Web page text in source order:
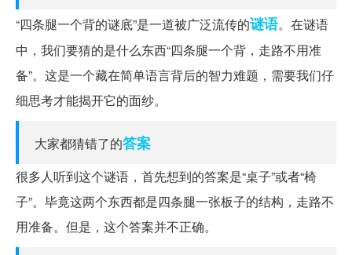
“四条腿一个背的谜底”是一道被广泛流传的谜语。在谜语
中，我们要猜的是什么东西“四条腿一个背，走路不用准
备”。这是一个藏在简单语言背后的智力难题，需要我们仔
细思考才能揭开它的面纱。
大家都猜错了的答案
很多人听到这个谜语，首先想到的答案是“桌子”或者“椅
子”。毕竟这两个东西都是四条腿一张板子的结构，走路不
用准备。但是，这个答案并不正确。